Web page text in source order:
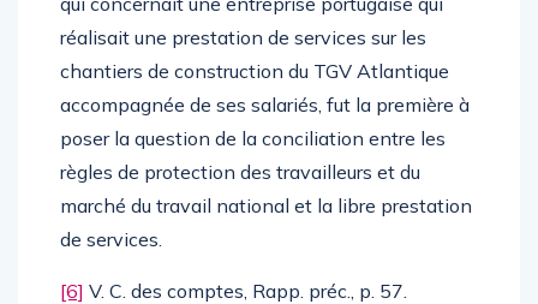
réalisait une prestation de services sur les
chantiers de construction du TGV Atlantique
accompagnée de ses salariés, fut la première à
poser la question de la conciliation entre les
règles de protection des travailleurs et du
marché du travail national et la libre prestation
de services.
[6] V. C. des comptes, Rapp. préc., p. 57.